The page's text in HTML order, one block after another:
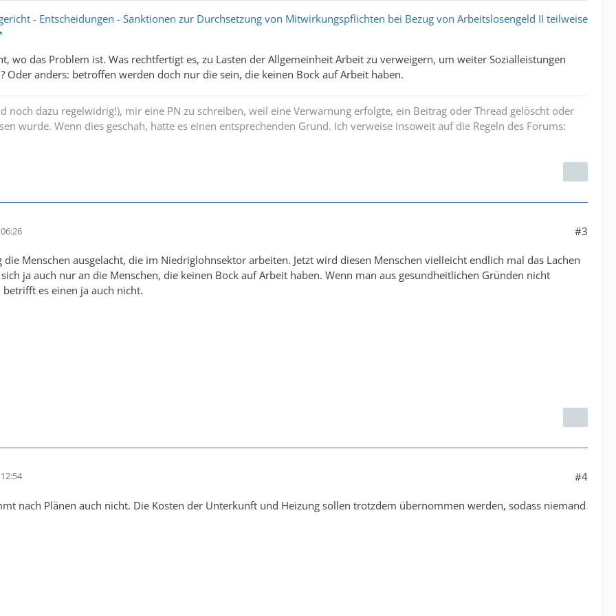
- Entscheidungen - Sanktionen zur Durchsetzung von Mitwirkungspflichten bei Bezug von Arbeitslosengeld II teilweise
wo das Problem ist. Was rechtfertigt es, zu Lasten der Allgemeinheit Arbeit zu verweigern, um weiter Sozialleistungen
Oder anders: betroffen werden doch nur die sein, die keinen Bock auf Arbeit haben.
noch dazu regelwidrig!), mir eine PN zu schreiben, weil eine Verwarnung erfolgte, ein Beitrag oder Thread gelöscht oder
wurde. Wenn dies geschah, hatte es einen entsprechenden Grund. Ich verweise insoweit auf die Regeln des Forums:
#3
die Menschen ausgelacht, die im Niedriglohnsektor arbeiten. Jetzt wird diesen Menschen vielleicht endlich mal das Lachen
ja auch nur an die Menschen, die keinen Bock auf Arbeit haben. Wenn man aus gesundheitlichen Gründen nicht
es einen ja auch nicht.
#4
nach Plänen auch nicht. Die Kosten der Unterkunft und Heizung sollen trotzdem übernommen werden, sodass niemand